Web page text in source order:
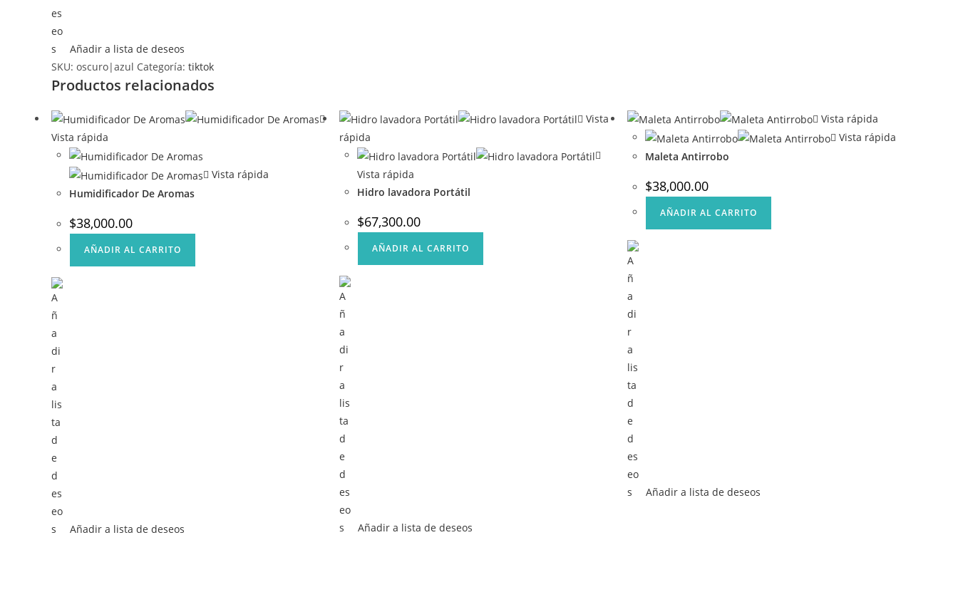
Añadir a lista de deseos
SKU: oscuro|azul Categoría: tiktok
Productos relacionados
Vista rápida
Vista rápida
Humidificador De Aromas
$38,000.00
AÑADIR AL CARRITO
Añadir a lista de deseos
Vista
rápida
Vista rápida
Hidro lavadora Portátil
$67,300.00
AÑADIR AL CARRITO
Añadir a lista de deseos
Vista rápida
Vista rápida
Maleta Antirrobo
$38,000.00
AÑADIR AL CARRITO
Añadir a lista de deseos